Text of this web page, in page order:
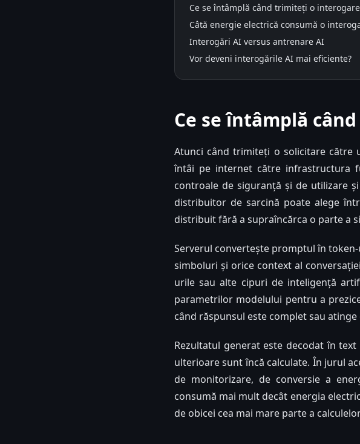
Ce se întâmplă când trimiteți o
Câtă energie electrică consumă o
Interogări AI versus antrenare AI
Vor deveni interogările AI mai eficiente?
Ce se întâmplă
Atunci când trimiteți o solicitare către
întâi pe internet către infrastructura
controale de siguranță și de utilizare
distribuitor de sarcină poate alege
distribuit fără a supraîncărca o parte a
Serverul convertește promptul în
simboluri și orice context al
urile sau alte cipuri de inteligență
parametrilor modelului pentru a
când răspunsul este complet sau
Rezultatul generat este decodat în
ulterioare sunt încă calculate. În jurul
de monitorizare, de conversie a
consumă mai mult decât energia
de obicei cea mai mare parte a